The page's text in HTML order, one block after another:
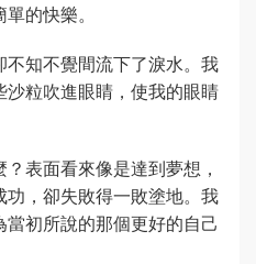
的快樂。
知不覺間流下了淚水。我
粒吹進眼睛，使我的眼睛
表面看來像是達到夢想，
，卻失敗得一敗塗地。我
初所說的那個更好的自己